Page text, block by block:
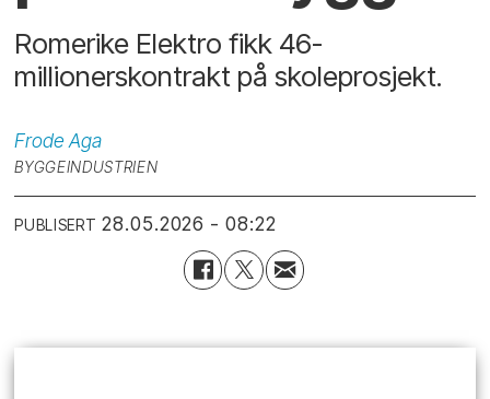
Romerike Elektro fikk 46-
millionerskontrakt på skoleprosjekt.
Frode Aga
BYGGEINDUSTRIEN
PUBLISERT 28.05.2026 - 08:22